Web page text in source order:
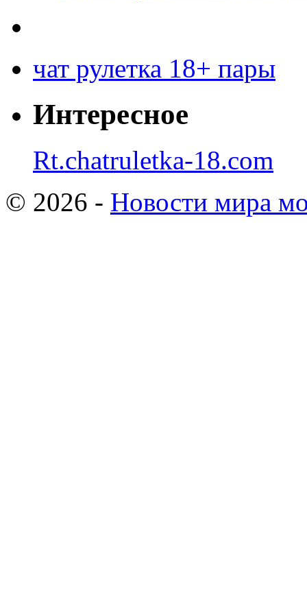
чат рулетка 18+ пары
Интересное
Rt.chatruletka-18.com
© 2026 - Новости мира